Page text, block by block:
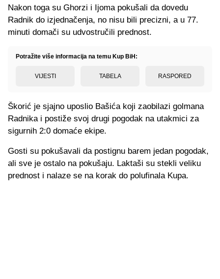
Nakon toga su Ghorzi i Ijoma pokušali da dovedu
Radnik do izjednačenja, no nisu bili precizni, a u 77.
minuti domači su udvostručili prednost.
Potražite više informacija na temu Kup BiH:
VIJESTI TABELA RASPORED
Škorić je sjajno uposlio Bašića koji zaobilazi golmana
Radnika i postiže svoj drugi pogodak na utakmici za
sigurnih 2:0 domaće ekipe.
Gosti su pokušavali da postignu barem jedan pogodak,
ali sve je ostalo na pokušaju. Laktaši su stekli veliku
prednost i nalaze se na korak do polufinala Kupa.